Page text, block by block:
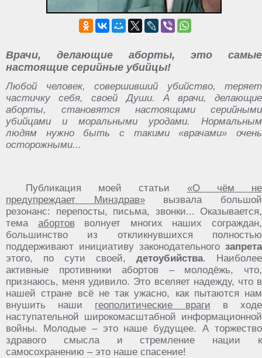
Врачи, делающие аборты, это самые
настоящие серийные убийцы!
Любой человек, совершивший убийство, теряет
частичку себя, своей Души. А врачи, делающие
аборты, становятся настоящими серийными
убийцами и моральными уродами. Нормальным
людям нужно быть с такими «врачами» очень
осторожными...
Публикация моей статьи «О чём не
предупреждает Минздрав»вызвала большой
резонанс: перепосты, письма, звонки... Оказывается,
тема абортовволнует многих наших сограждан,
большинство из откликнувшихся полностью
поддерживают инициативу законодательного запрета
этого, по сути своей, детоубийства. Наиболее
активные противники абортов – молодёжь, что,
признаюсь, меня удивило. Это вселяет надежду, что в
нашей стране всё не так ужасно, как пытаются нам
внушить наши геополитические враги в ходе
наступательной широкомасштабной информационной
войны. Молодые – это наше будущее. А торжество
здравого смысла и стремление нации к
самосохранению – это наше спасение!